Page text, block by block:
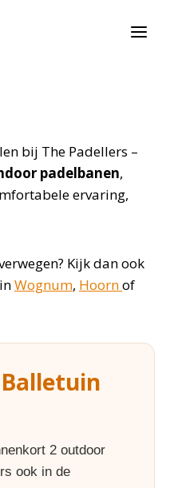
bij The Padellers –
padelbanen,
ervaring,
Kijk dan ook
Wognum, Hoornof
Balletuin
2 outdoor
ook in de